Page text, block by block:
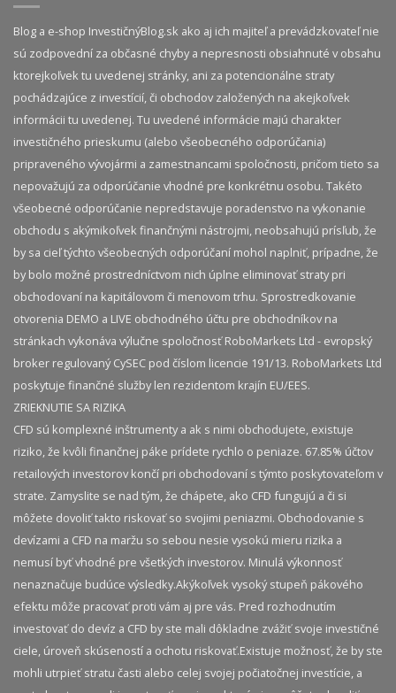
Blog a e-shop InvestičnýBlog.sk ako aj ich majiteľ a prevádzkovateľ nie
sú zodpovední za občasné chyby a nepresnosti obsiahnuté v obsahu
ktorejkoľvek tu uvedenej stránky, ani za potencionálne straty
pochádzajúce z investícií, či obchodov založených na akejkoľvek
informácii tu uvedenej. Tu uvedené informácie majú charakter
investičného prieskumu (alebo všeobecného odporúčania)
pripraveného vývojármi a zamestnancami spoločnosti, pričom tieto sa
nepovažujú za odporúčanie vhodné pre konkrétnu osobu. Takéto
všeobecné odporúčanie nepredstavuje poradenstvo na vykonanie
obchodu s akýmikoľvek finančnými nástrojmi, neobsahujú prísľub, že
by sa cieľ týchto všeobecných odporúčaní mohol naplniť, prípadne, že
by bolo možné prostredníctvom nich úplne eliminovať straty pri
obchodovaní na kapitálovom či menovom trhu. Sprostredkovanie
otvorenia DEMO a LIVE obchodného účtu pre obchodníkov na
stránkach vykonáva výlučne spoločnosť RoboMarkets Ltd - evropský
broker regulovaný CySEC pod číslom licencie 191/13. RoboMarkets Ltd
poskytuje finančné služby len rezidentom krajín EU/EES.
ZRIEKNUTIE SA RIZIKA
CFD sú komplexné inštrumenty a ak s nimi obchodujete, existuje
riziko, že kvôli finančnej páke prídete rychlo o peniaze. 67.85% účtov
retailových investorov končí pri obchodovaní s týmto poskytovateľom v
strate. Zamyslite se nad tým, že chápete, ako CFD fungujú a či si
môžete dovoliť takto riskovať so svojimi peniazmi. Obchodovanie s
devízami a CFD na maržu so sebou nesie vysokú mieru rizika a
nemusí byť vhodné pre všetkých investorov. Minulá výkonnosť
nenaznačuje budúce výsledky.​ Akýkoľvek vysoký stupeň pákového
efektu môže pracovať proti vám aj pre vás. Pred rozhodnutím
investovať do devíz a CFD by ste mali dôkladne zvážiť svoje investičné
ciele, úroveň skúseností a ochotu riskovať.​ Existuje možnosť, že by ste
mohli utrpieť stratu časti alebo celej svojej počiatočnej investície, a